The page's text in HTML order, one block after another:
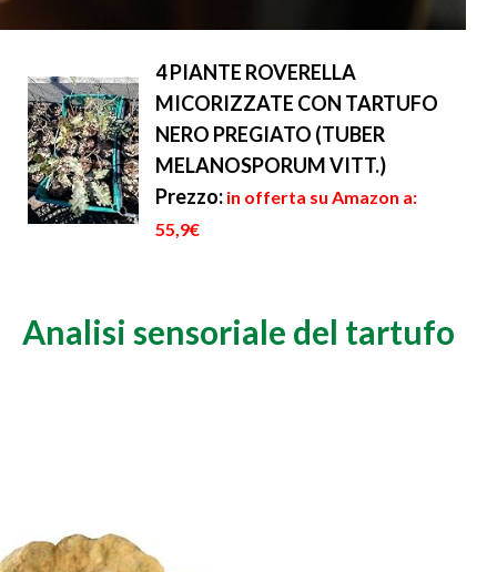
4 PIANTE ROVERELLA
MICORIZZATE CON TARTUFO
NERO PREGIATO (TUBER
MELANOSPORUM VITT.)
Prezzo: in offerta su Amazon a:
55,9€
Analisi sensoriale del tartufo